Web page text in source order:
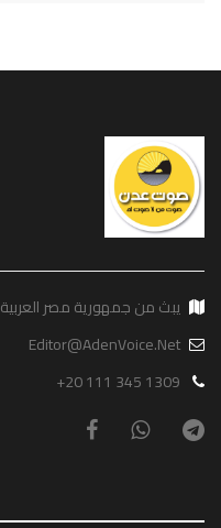
يبث من جمهورية مصر العربية
Editor@AdenVoice.Net
+20 111 345 1309